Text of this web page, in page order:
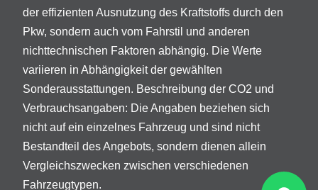
der effizienten Ausnutzung des Kraftstoffs durch den
Pkw, sondern auch vom Fahrstil und anderen
nichttechnischen Faktoren abhängig. Die Werte
variieren in Abhängigkeit der gewählten
Sonderausstattungen. Beschreibung der CO2 und
Verbrauchsangaben: Die Angaben beziehen sich
nicht auf ein einzelnes Fahrzeug und sind nicht
Bestandteil des Angebots, sondern dienen allein
Vergleichszwecken zwischen verschiedenen
Fahrzeugtypen.